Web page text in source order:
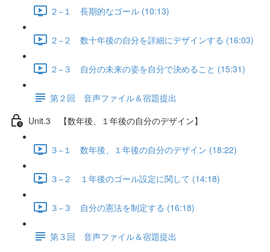
２−１ 長期的なゴール (10:13)
２−２ 数十年後の自分を詳細にデザインする (16:03)
２−３ 自分の未来の姿を自分で決めること (15:31)
第２回 音声ファイル＆宿題提出
Unit.3 【数年後、１年後の自分のデザイン】
３−１ 数年後、１年後の自分のデザイン (18:22)
３−２ １年後のゴール設定に関して (14:18)
３−３ 自分の憲法を制定する (16:18)
第３回 音声ファイル＆宿題提出